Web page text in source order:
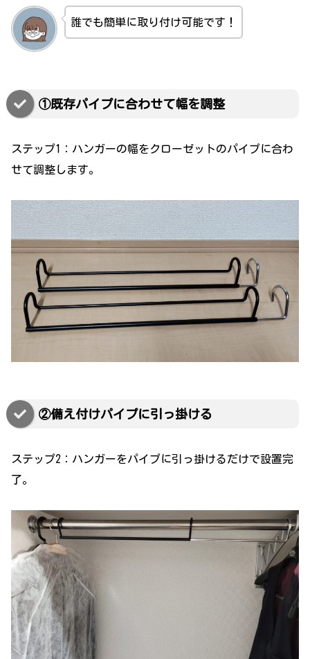
誰でも簡単に取り付け可能です！
①既存パイプに合わせて幅を調整
ステップ1：ハンガーの幅をクローゼットのパイプに合わ
せて調整します。
②備え付けパイプに引っ掛ける
ステップ2：ハンガーをパイプに引っ掛けるだけで設置完
了。